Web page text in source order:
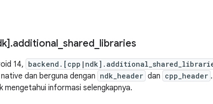
.additional shared libraries
14,
dan berguna dengan ndk_header dan cpp_header
mengetahui informasi selengkapnya.